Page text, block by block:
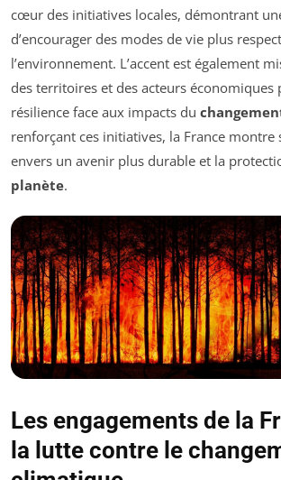
cœur des initiatives locales, démontrant
d’encourager des modes de vie plus
l’environnement. L’accent est également
des territoires et des acteurs économiques
résilience face aux impacts du
renforçant ces initiatives, la France montre
envers un avenir plus durable et la
planète.
Les engagements de la
la lutte contre le